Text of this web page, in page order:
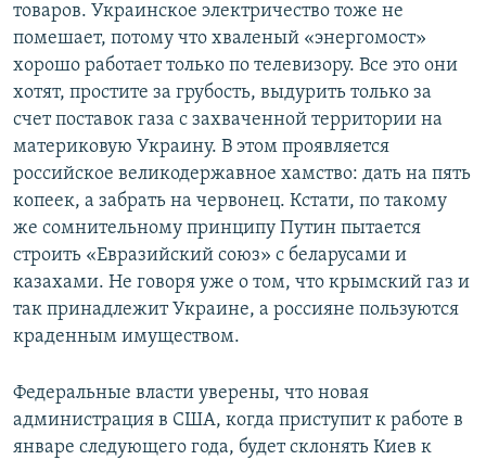
товаров. Украинское электричество тоже не
помешает, потому что хваленый «энергомост»
хорошо работает только по телевизору. Все это они
хотят, простите за грубость, выдурить только за
счет поставок газа с захваченной территории на
материковую Украину. В этом проявляется
российское великодержавное хамство: дать на пять
копеек, а забрать на червонец. Кстати, по такому
же сомнительному принципу Путин пытается
строить «Евразийский союз» с беларусами и
казахами. Не говоря уже о том, что крымский газ и
так принадлежит Украине, а россияне пользуются
краденным имуществом.
Федеральные власти уверены, что новая
администрация в США, когда приступит к работе в
январе следующего года, будет склонять Киев к